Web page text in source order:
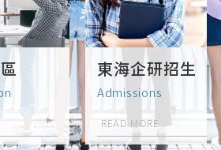
東海企研招生
Admissions
READ MORE